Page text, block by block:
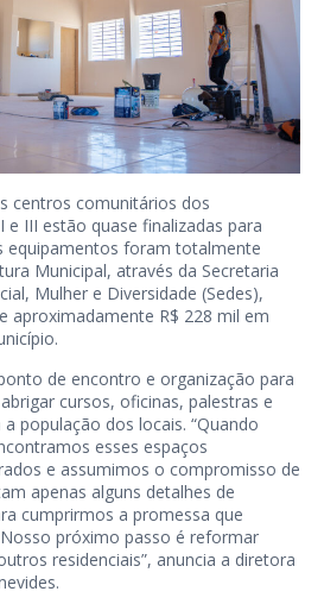
centros comunitários dos
e III estão quase finalizadas para
equipamentos foram totalmente
Municipal, através da Secretaria
Mulher e Diversidade (Sedes),
aproximadamente R$ 228 mil em
de encontro e organização para
cursos, oficinas, palestras e
população dos locais. “Quando
esses espaços
e assumimos o compromisso de
apenas alguns detalhes de
cumprirmos a promessa que
próximo passo é reformar
residenciais”, anuncia a diretora